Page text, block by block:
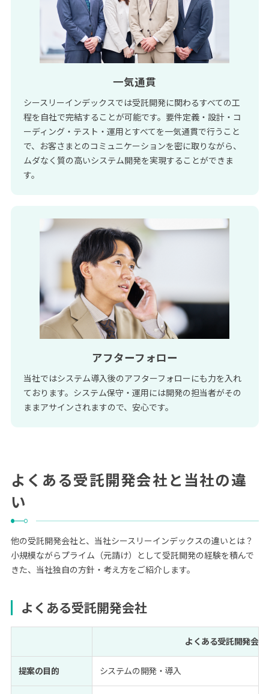
一気通貫
シースリーインデックスでは受託開発に関わるすべての工
程を自社で完結することが可能です。要件定義・設計・コ
ーディング・テスト・運用とすべてを一気通貫で行うこと
で、お客さまとのコミュニケーションを密に取りながら、
ムダなく質の高いシステム開発を実現することができま
す。
アフターフォロー
当社ではシステム導入後のアフターフォローにも力を入れ
ております。システム保守・運用には開発の担当者がその
ままアサインされますので、安心です。
よくある受託開発会社と当社の違
い
他の受託開発会社と、当社シースリーインデックスの違いとは？
小規模ながらプライム（元請け）として受託開発の経験を積んで
きた、当社独自の方針・考え方をご紹介します。
よくある受託開発会社
よくある受託開発会社
提案の目的 システムの開発・導入